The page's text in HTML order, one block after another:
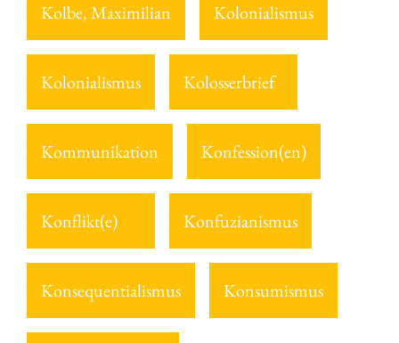
Kolbe, Maximilian Kolonialismus
Kolonialismus Kolosserbrief
Kommunikation Konfession(en)
Konflikt(e) Konfuzianismus
Konsequentialismus Konsumismus